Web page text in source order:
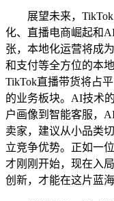
展望未来，
化、直播电商崛起和
张，本地化运营将成
和支付等全方位的本
TikTok直播带货将占
的业务板块。AI技术
户画像到智能客服，
卖家，建议从小品类
立竞争优势。正如一
才刚刚开始，现在入
创新，才能在这片蓝